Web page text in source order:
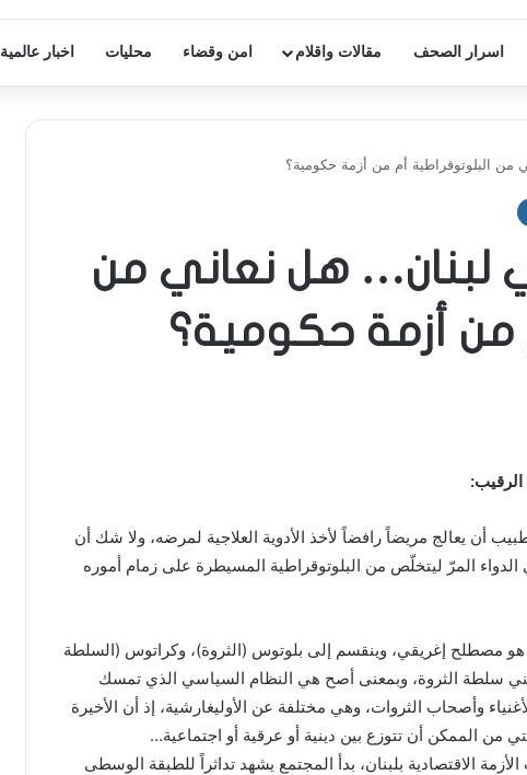
اسرار الصحف مقالات واقلام امن وقضاء محليات اخبار عالمية
من البلوتوقراطية أم من أزمة حكومية؟
لبنان… هل نعاني من
من أزمة حكومية؟
أن يعالج مريضاً رافضاً لأخذ الأدوية العلاجية لمرضه، ولا شك أن
المرّ ليتخلّص من البلوتوقراطية المسيطرة على زمام أموره
هو مصطلح إغريقي، وينقسم إلى بلوتوس (الثروة)، وكراتوس (السلطة
سلطة الثروة، وبمعنى أصح هي النظام السياسي الذي تمسك
وأصحاب الثروات، وهي مختلفة عن الأوليغارشية، إذ أن الأخيرة
من الممكن أن تتوزع بين دينية أو عرقية أو اجتماعية…
الاقتصادية بلبنان، بدأ المجتمع يشهد تداثراً للطبقة الوسطى